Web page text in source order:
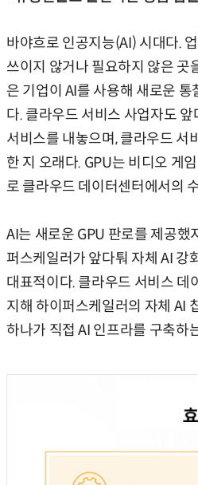
바야흐로 인공지능(AI) 시대다.
쓰이지 않거나 필요하지 않은 곳
은 기업이 AI를 사용해 새로운
다. 클라우드 서비스 사업자도
서비스를 내놓으며, 클라우드 서
한 지 오래다. GPU는 비디오 게
로 클라우드 데이터센터에서의
AI는 새로운 GPU 판로를 제공했
퍼스케일러가 앞다퉈 자체 AI
대표적이다. 클라우드 서비스 데
지해 하이퍼스케일러의 자체 AI
하나가 직접 AI 인프라를 구축하